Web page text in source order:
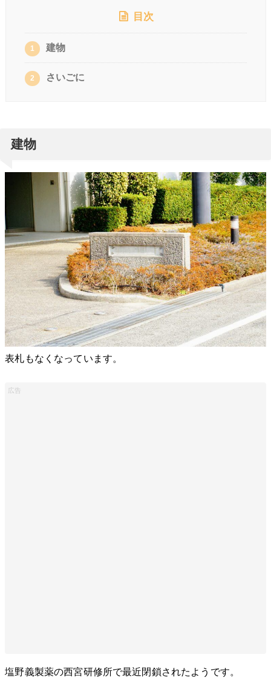
目次
1 建物
2 さいごに
建物
表札もなくなっています。
塩野義製薬の西宮研修所で最近閉鎖されたようです。